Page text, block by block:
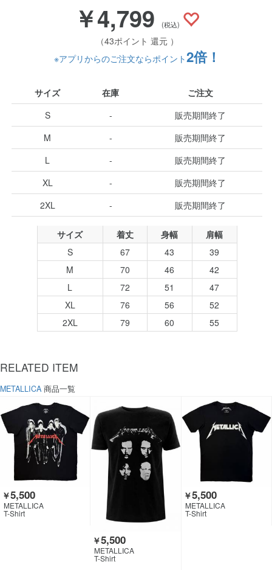
￥4,799 (税込)
（43ポイント 還元 ）
※アプリからのご注文ならポイント2倍！
サイズ 在庫
ご注文
S
-
販売期間終了
M
-
販売期間終了
L
-
販売期間終了
XL
-
販売期間終了
2XL
- 販売期間終了
サイズ 着丈 身幅
肩幅
S
67 43
39
M
70 46
42
L
72 51
47
XL
76 56
52
2XL
79 60 55
RELATED ITEM
METALLICA 商品一覧
￥5,500
METALLICA
T-Shirt
￥5,500
METALLICA
T-Shirt
￥5,500
METALLICA
T-Shirt